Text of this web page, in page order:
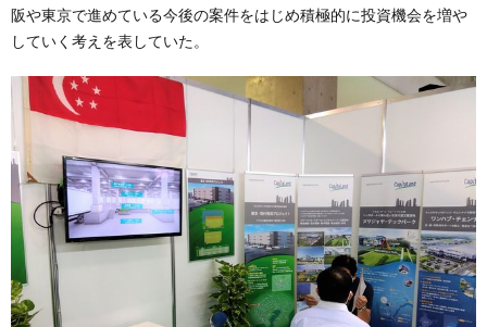
阪や東京で進めている今後の案件をはじめ積極的に投資機会を増や
していく考えを表していた。